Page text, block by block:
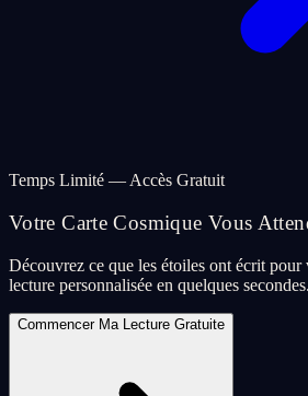
Temps Limité — Accès Gratuit
Votre Carte Cosmique Vous
Découvrez ce que les étoiles ont écrit
lecture personnalisée en quelques secondes.
Commencer Ma Lecture Gratuite